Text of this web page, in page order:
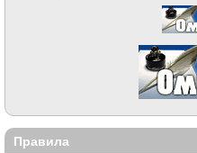
Правила